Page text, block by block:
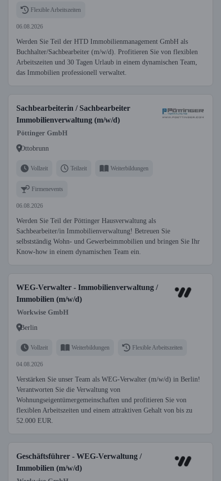
Flexible Arbeitszeiten
06.08.2026
Werden Sie Teil der HTD Immobilienmanagement GmbH als
Buchhalter/Sachbearbeiter (m/w/d). Profitieren Sie von flexiblen
Arbeitszeiten und 30 Tagen Urlaub in einem dynamischen Team,
das Immobilien professionell verwaltet.
Sachbearbeiterin / Sachbearbeiter
Immobilienverwaltung (m/w/d)
Pöttinger GmbH
Ottobrunn
Vollzeit Teilzeit Weiterbildungen
Firmenevents
06.08.2026
Werden Sie Teil der Pöttinger Hausverwaltung als
Sachbearbeiter/in Immobilienverwaltung! Betreuen Sie
selbstständig Wohn- und Gewerbeimmobilien und bringen Sie Ihr
Know-how in einem dynamischen Team ein.
WEG-Verwalter - Immobilienverwaltung /
Immobilien (m/w/d)
Workwise GmbH
Berlin
Vollzeit Weiterbildungen Flexible Arbeitszeiten
04.08.2026
Verstärken Sie unser Team als WEG-Verwalter (m/w/d) in Berlin!
Verantworten Sie die Verwaltung von
Wohnungseigentümergemeinschaften und profitieren Sie von
flexiblen Arbeitszeiten und einem attraktiven Gehalt von bis zu
52.000 EUR.
Geschäftsführer - WEG-Verwaltung /
Immobilien (m/w/d)